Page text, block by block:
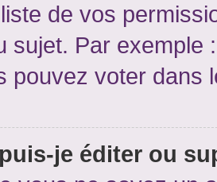
de vos
sujet. Par exemple
pouvez voter dans
je éditer ou